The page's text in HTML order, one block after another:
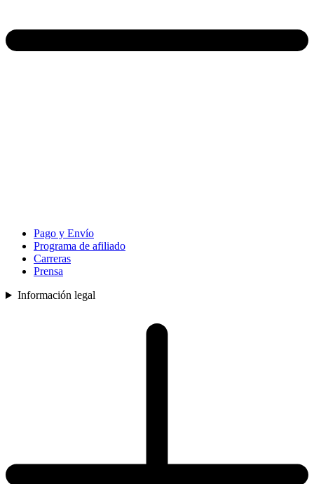
Pago y Envío
Programa de afiliado
Carreras
Prensa
Información legal